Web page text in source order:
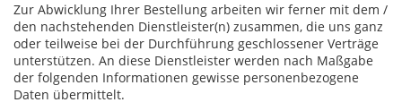
Zur Abwicklung Ihrer Bestellung arbeiten wir ferner mit dem /
den nachstehenden Dienstleister(n) zusammen, die uns ganz
oder teilweise bei der Durchführung geschlossener Verträge
unterstützen. An diese Dienstleister werden nach Maßgabe
der folgenden Informationen gewisse personenbezogene
Daten übermittelt.